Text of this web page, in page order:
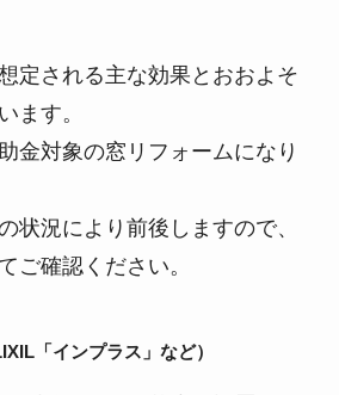
定される主な効果とおおよそ
ます。
金対象の窓リフォームになり
状況により前後しますので、
ご確認ください。
「インプラス」など）